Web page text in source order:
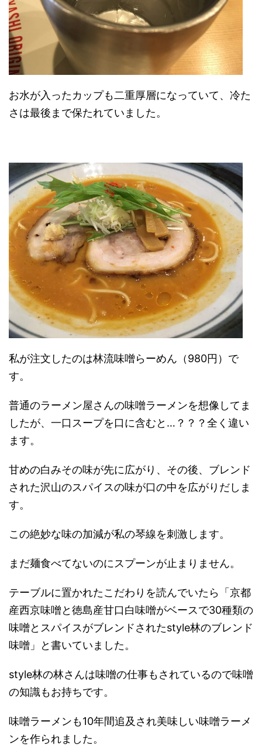
お水が入ったカップも二重厚層になっていて、冷た
さは最後まで保たれていました。
私が注文したのは林流味噌らーめん（980円）で
す。
普通のラーメン屋さんの味噌ラーメンを想像してま
したが、一口スープを口に含むと…？？？全く違い
ます。
甘めの白みその味が先に広がり、その後、ブレンド
された沢山のスパイスの味が口の中を広がりだしま
す。
この絶妙な味の加減が私の琴線を刺激します。
まだ麺食べてないのにスプーンが止まりません。
テーブルに置かれたこだわりを読んでいたら「京都
産西京味噌と徳島産甘口白味噌がベースで30種類の
味噌とスパイスがブレンドされたstyle林のブレンド
味噌」と書いていました。
style林の林さんは味噌の仕事もされているので味噌
の知識もお持ちです。
味噌ラーメンも10年間追及され美味しい味噌ラーメ
ンを作られました。